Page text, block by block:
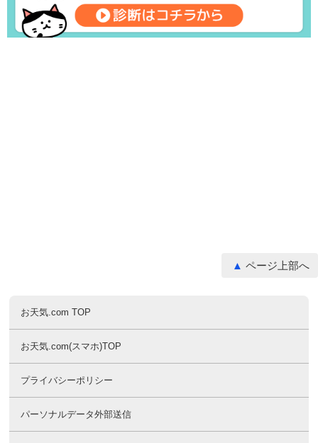
ページ上部へ
お天気.com TOP
お天気.com(スマホ)TOP
プライバシーポリシー
パーソナルデータ外部送信